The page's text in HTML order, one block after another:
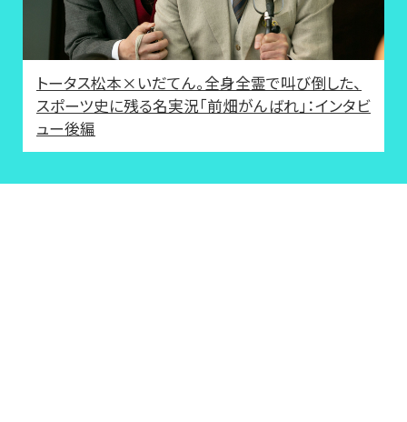
トータス松本×いだてん。全身全霊で叫び倒した、
スポーツ史に残る名実況「前畑がんばれ」：インタビ
ュー後編